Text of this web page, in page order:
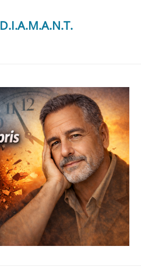
D.I.A.M.A.N.T.